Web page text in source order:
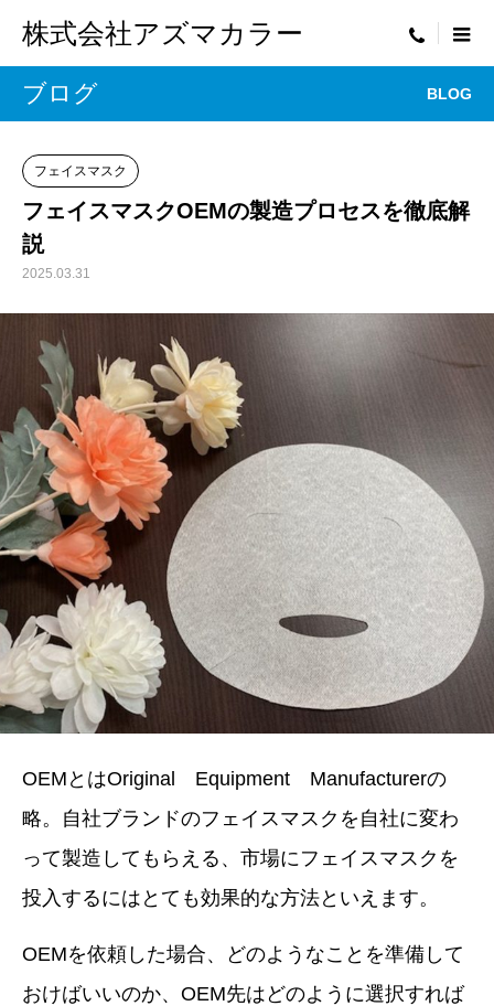
株式会社アズマカラー menu
ブログ BLOG
フェイスマスク
フェイスマスクOEMの製造プロセスを徹底解
説
2025.03.31
OEMとはOriginal Equipment Manufacturerの
略。自社ブランドのフェイスマスクを自社に変わ
って製造してもらえる、市場にフェイスマスクを
投入するにはとても効果的な方法といえます。
OEMを依頼した場合、どのようなことを準備して
おけばいいのか、 OEM先はどのように選択すれば